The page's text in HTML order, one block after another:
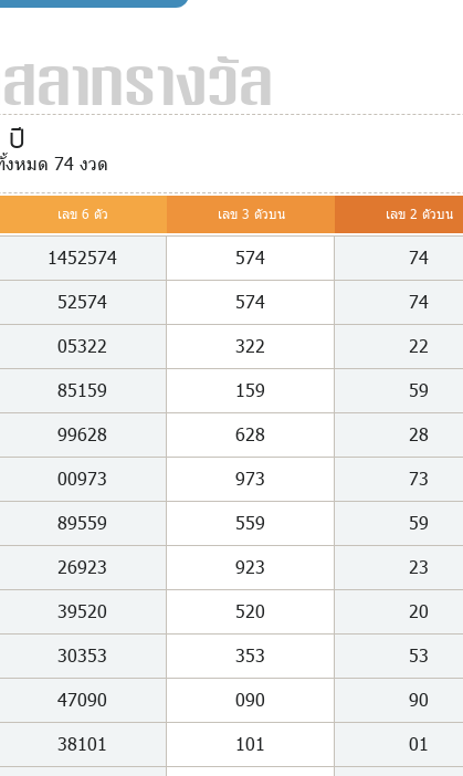
ลากรางวัล
ปี
หมด 74 งวด
เลข 6 ตัว เลข 3 ตัวบน เลข 2 ตัวบน
1452574 574 74
52574 574 74
05322 322 22
85159 159 59
99628 628 28
00973 973 73
89559 559 59
26923 923 23
39520 520 20
30353 353 53
47090 090 90
38101 101 01